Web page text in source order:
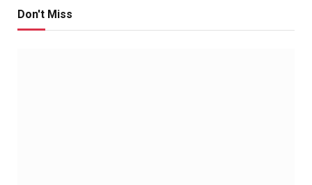
Don't Miss